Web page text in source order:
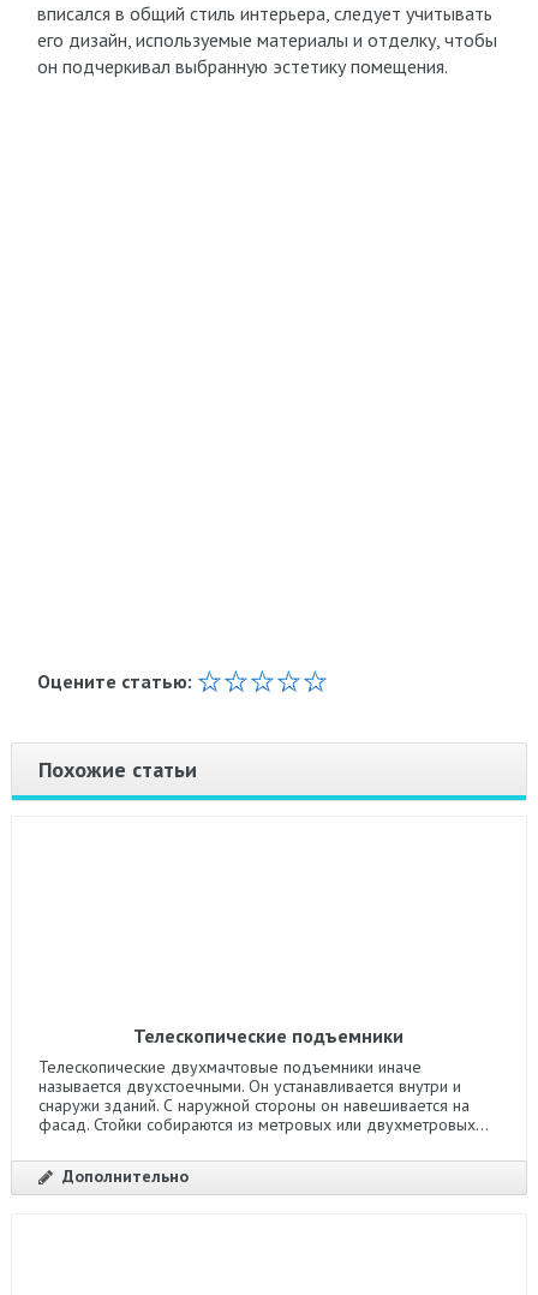
вписался в общий стиль интерьера, следует учитывать
его дизайн, используемые материалы и отделку, чтобы
он подчеркивал выбранную эстетику помещения.
Оцените статью:
Похожие статьи
Телескопические подъемники
Телескопические двухмачтовые подъемники иначе
называется двухстоечными. Он устанавливается внутри и
снаружи зданий. С наружной стороны он навешивается на
фасад. Стойки собираются из метровых или двухметровых...
Дополнительно